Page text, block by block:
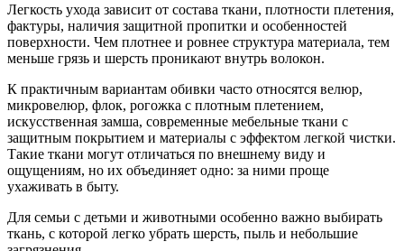
Легкость ухода зависит от состава ткани, плотности плетения,
фактуры, наличия защитной пропитки и особенностей
поверхности. Чем плотнее и ровнее структура материала, тем
меньше грязь и шерсть проникают внутрь волокон.
К практичным вариантам обивки часто относятся велюр,
микровелюр, флок, рогожка с плотным плетением,
искусственная замша, современные мебельные ткани с
защитным покрытием и материалы с эффектом легкой чистки.
Такие ткани могут отличаться по внешнему виду и
ощущениям, но их объединяет одно: за ними проще
ухаживать в быту.
Для семьи с детьми и животными особенно важно выбирать
ткань, с которой легко убрать шерсть, пыль и небольшие